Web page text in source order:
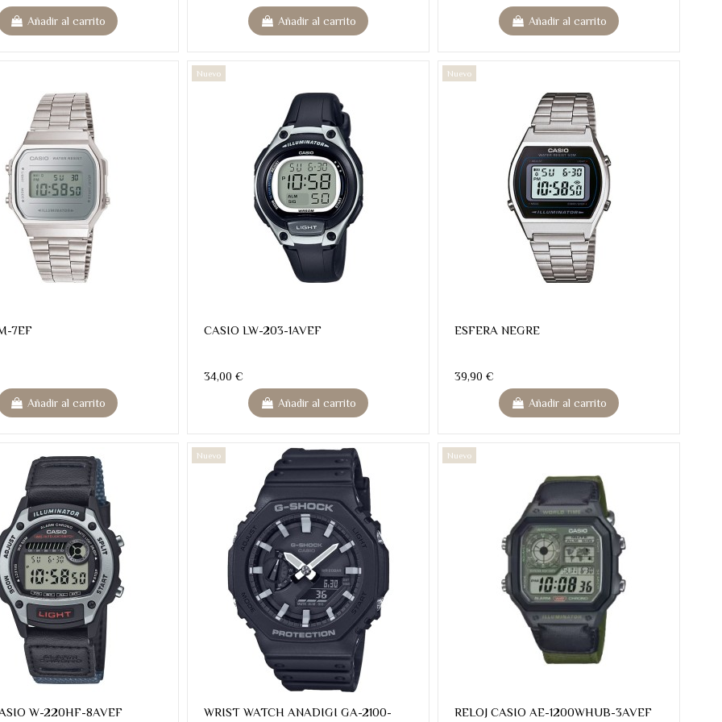
Añadir al carrito Añadir al carrito Añadir al carrito
7EF
Añadir al carrito
Nuevo
CASIO LW-203-1AVEF
34,00 €
Añadir al carrito
Nuevo
ESFERA NEGRE
39,90 €
Añadir al carrito
W-220HF-8AVEF
Nuevo
WRIST WATCH ANADIGI GA-2100-
Nuevo
RELOJ CASIO AE-1200WHUB-3AVEF